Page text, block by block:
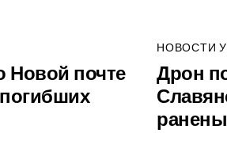
Новой почте
НОВОСТИ
Дрон